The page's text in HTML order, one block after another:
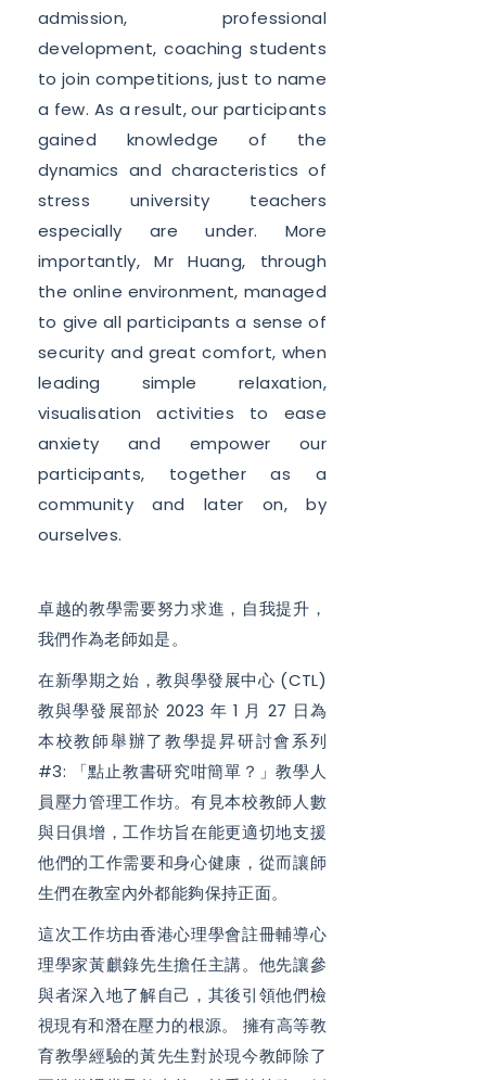
admission, professional
development, coaching students
to join competitions, just to name
a few. As a result, our participants
gained knowledge of the
dynamics and characteristics of
stress university teachers
especially are under. More
importantly, Mr Huang, through
the online environment, managed
to give all participants a sense of
security and great comfort, when
leading simple relaxation,
visualisation activities to ease
anxiety and empower our
participants, together as a
community and later on, by
ourselves.
卓越的教學需要努力求進，自我提升，
我們作為老師如是。
在新學期之始，教與學發展中心 (CTL)
教與學發展部於 2023 年 1 月 27 日為
本校教師舉辦了教學提昇研討會系列
#3: 「點止教書研究咁簡單？」教學人
員壓力管理工作坊。有見本校教師人數
與日俱增，工作坊旨在能更適切地支援
他們的工作需要和身心健康，從而讓師
生們在教室內外都能夠保持正面。
這次工作坊由香港心理學會註冊輔導心
理學家黃麒錄先生擔任主講。他先讓參
與者深入地了解自己，其後引領他們檢
視現有和潛在壓力的根源。 擁有高等教
育教學經驗的黃先生對於現今教師除了